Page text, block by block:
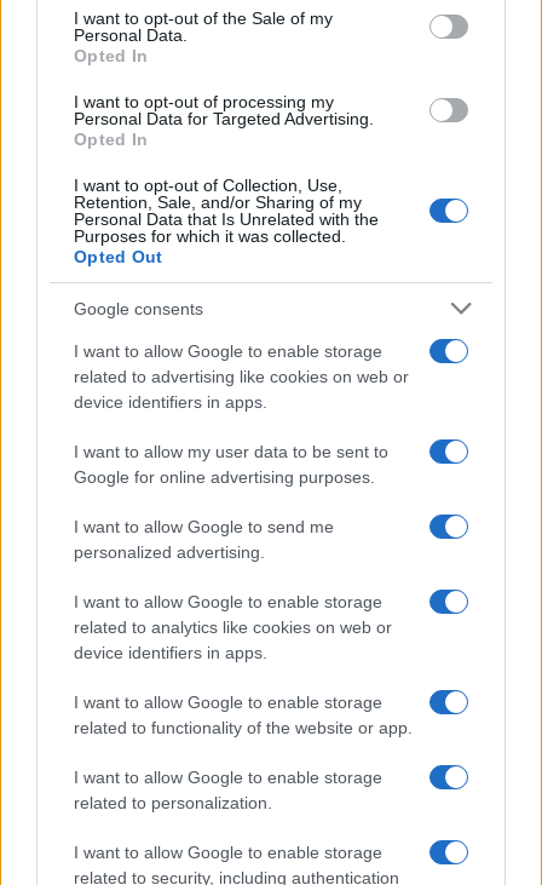
services and may gather and store information including but
not limited to your visit or usage behaviour. You may click to
grant or deny consent to Google and its third-party tags to
consent section.
I want to opt-out of the Sale of my
Personal Data.
Opted In
I want to opt-out of processing my
Personal Data for Targeted Advertising.
Opted In
I want to opt-out of Collection, Use,
Retention, Sale, and/or Sharing of my
Personal Data that Is Unrelated with the
Purposes for which it was collected.
Opted Out
Google consents
I want to allow Google to enable storage
related to advertising like cookies on web or
device identifiers in apps.
I want to allow my user data to be sent to
Google for online advertising purposes.
I want to allow Google to send me
personalized advertising.
I want to allow Google to enable storage
related to analytics like cookies on web or
device identifiers in apps.
I want to allow Google to enable storage
related to functionality of the website or app.
I want to allow Google to enable storage
related to personalization.
I want to allow Google to enable storage
related to security, including authentication
Investieren24
News Hub UK
Lgbtq News
Investeren 24
NL Newz